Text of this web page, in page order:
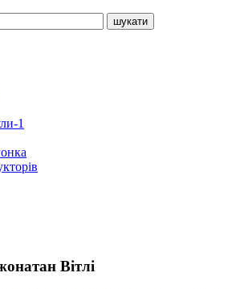
1
Вітлі